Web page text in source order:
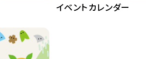
52
イベントカレンダー